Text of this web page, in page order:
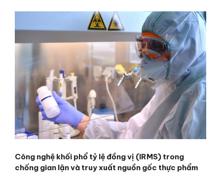
Công nghệ khối phổ tỷ lệ đồng vị (IRMS) trong
chống gian lận và truy xuất nguồn gốc thực phẩm